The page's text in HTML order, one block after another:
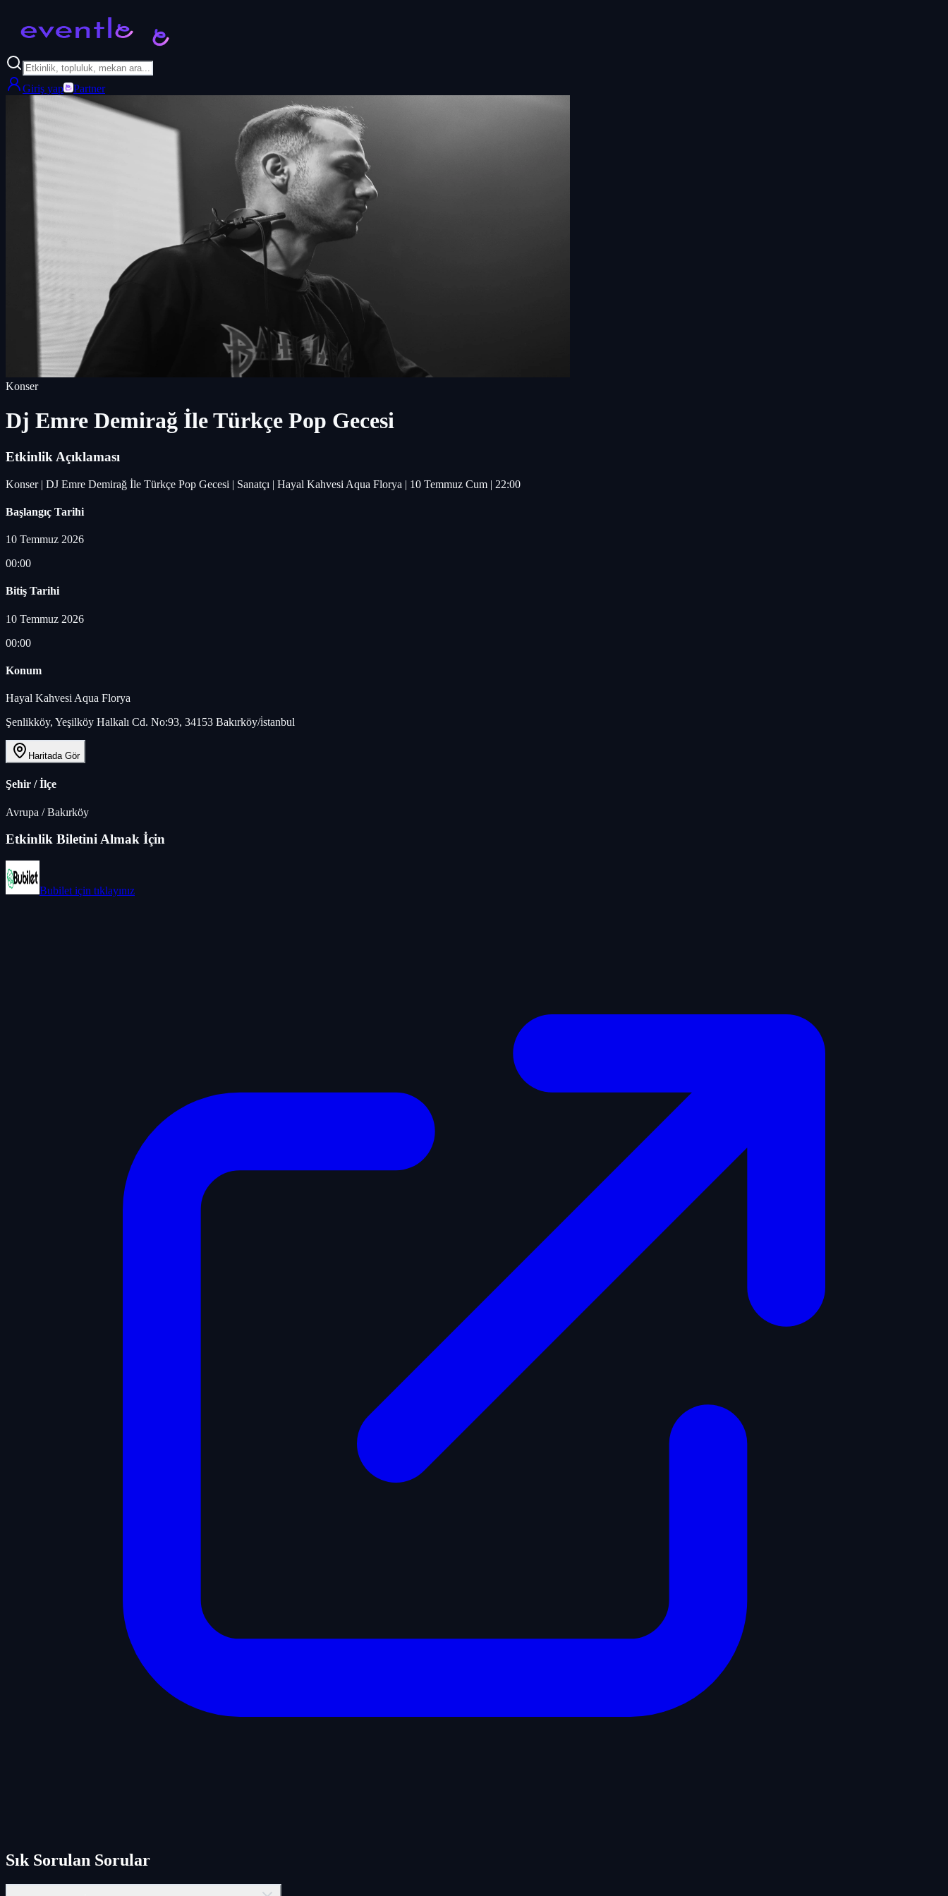
Giriş yap Partner
Konser
Dj Emre Demirağ İle Türkçe Pop Gecesi
Etkinlik Açıklaması
Konser | DJ Emre Demirağ İle Türkçe Pop Gecesi | Sanatçı | Hayal Kahvesi Aqua Florya | 10 Temmuz Cum | 22:00
Başlangıç Tarihi
10 Temmuz 2026
00:00
Bitiş Tarihi
10 Temmuz 2026
00:00
Konum
Hayal Kahvesi Aqua Florya
Şenlikköy, Yeşilköy Halkalı Cd. No:93, 34153 Bakırköy/i̇stanbul
Haritada Gör
Şehir / İlçe
Avrupa /Bakırköy
Etkinlik Biletini Almak İçin
Bubilet için tıklayınız
Sık Sorulan Sorular